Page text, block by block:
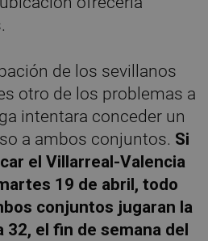
de los sevillanos
otro de los problemas a
intentara conceder un
a ambos conjuntos. Si
el Villarreal-Valencia
19 de abril, todo
conjuntos jugaran la
32, el fin de semana del